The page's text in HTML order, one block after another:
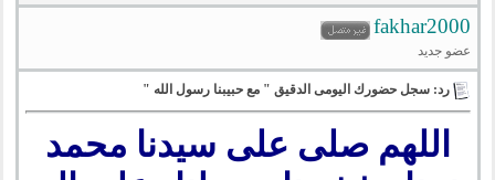
fakhar2000
عضو جديد
رد: سجل حضورك اليومى الدقيق " مع حبيبنا رسول الله "
اللهم صلى على سيدنا محمد